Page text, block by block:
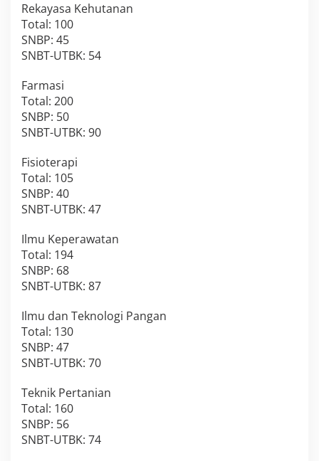
Rekayasa Kehutanan
Total: 100
SNBP: 45
SNBT-UTBK: 54
Farmasi
Total: 200
SNBP: 50
SNBT-UTBK: 90
Fisioterapi
Total: 105
SNBP: 40
SNBT-UTBK: 47
Ilmu Keperawatan
Total: 194
SNBP: 68
SNBT-UTBK: 87
Ilmu dan Teknologi Pangan
Total: 130
SNBP: 47
SNBT-UTBK: 70
Teknik Pertanian
Total: 160
SNBP: 56
SNBT-UTBK: 74